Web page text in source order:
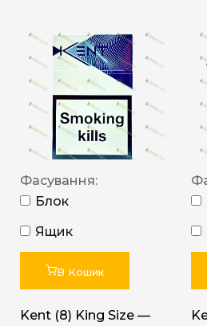
Фасування:
Блок
Ящик
В Кошик
Kent (8) King Size —